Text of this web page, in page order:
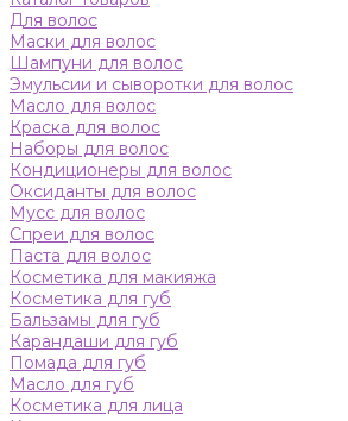
Для волос
Маски для волос
Шампуни для волос
Эмульсии и сыворотки для волос
Масло для волос
Краска для волос
Наборы для волос
Кондиционеры для волос
Оксиданты для волос
Мусс для волос
Спреи для волос
Паста для волос
Косметика для макияжа
Косметика для губ
Бальзамы для губ
Карандаши для губ
Помада для губ
Масло для губ
Косметика для лица